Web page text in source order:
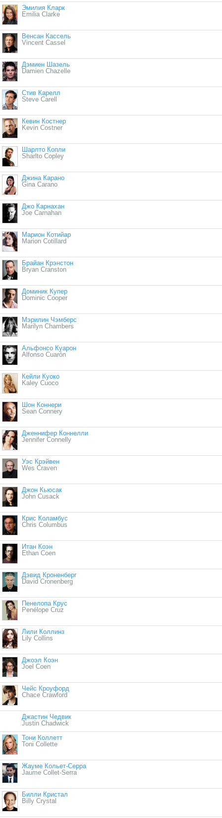
Эмилия Кларк
Emilia Clarke
Венсан Кассель
Vincent Cassel
Дэмиен Шазель
Damien Chazelle
Стив Карелл
Steve Carell
Кевин Костнер
Kevin Costner
Шарлто Копли
Sharlto Copley
Джина Карано
Gina Carano
Джо Карнахан
Joe Carnahan
Марион Котийар
Marion Cotillard
Брайан Крэнстон
Bryan Cranston
Доминик Купер
Dominic Cooper
Мэрилин Чэмберс
Marilyn Chambers
Альфонсо Куарон
Alfonso Cuarón
Кейли Куоко
Kaley Cuoco
Шон Коннери
Sean Connery
Дженнифер Коннелли
Jennifer Connelly
Уэс Крэйвен
Wes Craven
Джон Кьюсак
John Cusack
Крис Коламбус
Chris Columbus
Итан Коэн
Ethan Coen
Дэвид Кроненберг
David Cronenberg
Пенелопа Крус
Penélope Cruz
Лили Коллинз
Lily Collins
Джоэл Коэн
Joel Coen
Чейс Кроуфорд
Chace Crawford
Джастин Чедвик
Justin Chadwick
Тони Коллетт
Toni Collette
Жауме Кольет-Серра
Jaume Collet-Serra
Билли Кристал
Billy Crystal